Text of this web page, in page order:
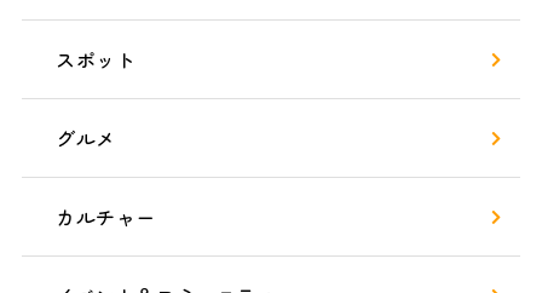
スポット
グルメ
カルチャー